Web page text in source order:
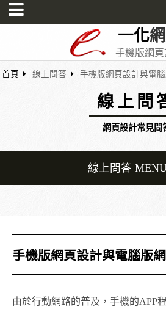
一化
手機版網
首頁 線上問答 手機版網頁設計與電
線上問
網頁設計常見問
線上問答
手機版網頁設計與電腦版
由於行動網路的普及，手機的APP